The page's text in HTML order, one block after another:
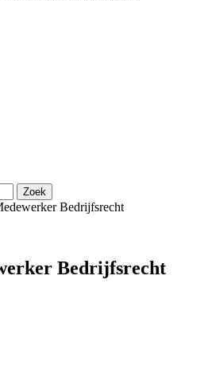
Bedrijfsrecht
Bedrijfsrecht